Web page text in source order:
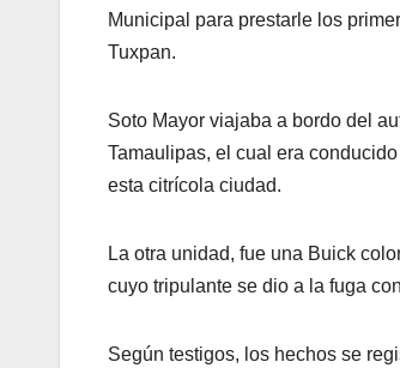
Municipal para prestarle los
Tuxpan.
Soto Mayor viajaba a bordo del
Tamaulipas, el cual era
esta citrícola ciudad.
La otra unidad, fue una Buick
cuyo tripulante se dio a la fuga
Según testigos, los hechos se